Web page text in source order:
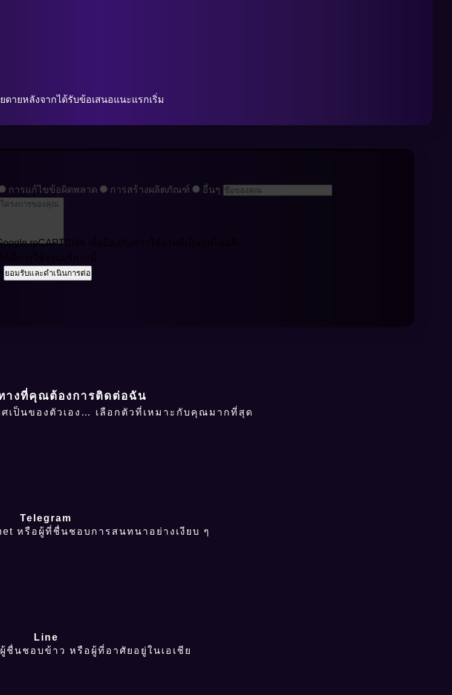
ายหลังจากได้รับข้อเสนอแนะแรกเริ่ม
reCAPTCHA เพื่อป้องกันการใช้งานที่เป็นอัตโนมัติ
มีการใช้งานบริการนี้
ยอมรับและดำเนินการต่อ
การแก้ไขข้อผิดพลาด การสร้างผลิตภัณฑ์ อื่นๆ
างที่คุณต้องการติดต่อฉัน
เป็นของตัวเอง… เลือกตัวที่เหมาะกับคุณมากที่สุด
Telegram
หรือผู้ที่ชื่นชอบการสนทนาอย่างเงียบ ๆ
Line
ชื่นชอบข้าว หรือผู้ที่อาศัยอยู่ในเอเชีย